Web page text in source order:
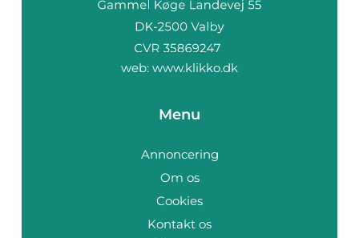
web: www.klikko.dk
Menu
Annoncering
Om os
Cookies
Kontakt os